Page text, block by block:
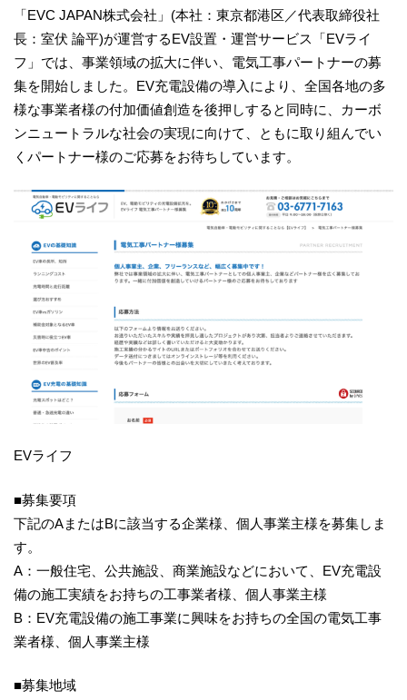
「EVC JAPAN株式会社」(本社：東京都港区／代表取締役社
長：室伏 論平)が運営するEV設置・運営サービス「EVライ
フ」では、事業領域の拡大に伴い、電気工事パートナーの募
集を開始しました。EV充電設備の導入により、全国各地の多
様な事業者様の付加価値創造を後押しすると同時に、カーボ
ンニュートラルな社会の実現に向けて、ともに取り組んでい
くパートナー様のご応募をお待ちしています。
EVライフ
■募集要項
下記のAまたはBに該当する企業様、個人事業主様を募集しま
す。
A：一般住宅、公共施設、商業施設などにおいて、EV充電設
備の施工実績をお持ちの工事業者様、個人事業主様
B：EV充電設備の施工事業に興味をお持ちの全国の電気工事
業者様、個人事業主様
■募集地域